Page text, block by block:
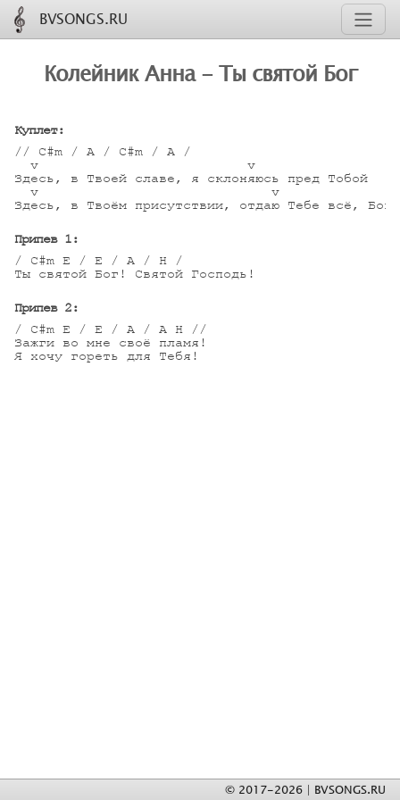
BVSONGS.RU
Колейник Анна - Ты святой Бог
Куплет:
// C#m / A / C#m / A /
  v                          v
Здесь, в Твоей славе, я склоняюсь пред Тобой
  v                             v
Здесь, в Твоём присутствии, отдаю Тебе всё, Бог.
Припев 1:
/ C#m E / E / A / H /
Ты святой Бог! Святой Господь!
Припев 2:
/ C#m E / E / A / A H //
Зажги во мне своё пламя!
Я хочу гореть для Тебя!
© 2017-2026 | BVSONGS.RU